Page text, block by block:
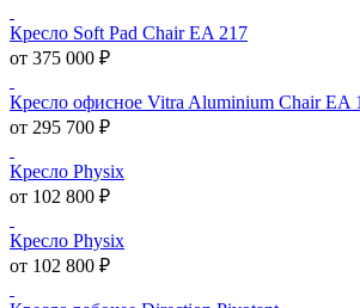
Кресло Soft Pad Chair EA 217
от 375 000 ₽
Кресло офисное Vitra Aluminium Chair EA
от 295 700 ₽
Кресло Physix
от 102 800 ₽
Кресло Physix
от 102 800 ₽